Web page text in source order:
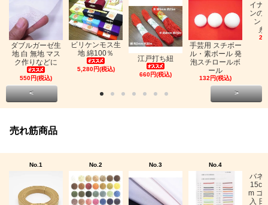
ダブルガーゼ生
地 白 無地 マス
ク作りなどに
550円(税込)
ビリケンモス生
地 綿100％
5,280円(税込)
江戸打ち紐
660円(税込)
手芸用 スチボー
ル・素ボール 発
泡スチロールボ
ール
132円(税込)
イナ
ンの
ン
糸
< >
売れ筋商品
No.1 No.2 No.3 No.4
バネ
m ゴ
入